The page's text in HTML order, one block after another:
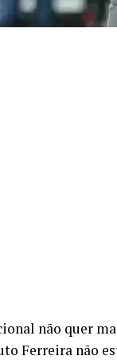
não quer
Ferreira não